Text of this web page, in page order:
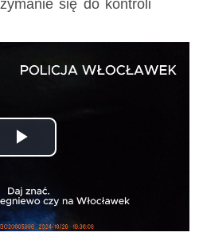
się do kontroli
Odtwórz
wideo